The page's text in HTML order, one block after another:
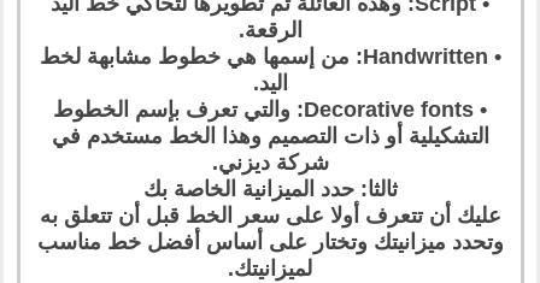
الرقعة.
• Handwritten: من إسمها هي خطوط مشابهة لخط
اليد.
• Decorative fonts: والتي تعرف بإسم الخطوط
التشكيلية أو ذات التصميم وهذا الخط مستخدم في
شركة ديزني.
ثالثا: حدد الميزانية الخاصة بك
عليك أن تتعرف أولا على سعر الخط قبل أن تتعلق به
وتحدد ميزانيتك وتختار على أساس أفضل خط مناسب
لميزانيتك.